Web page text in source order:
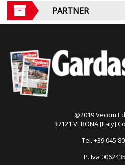
PARTNER
@2019 Vecom
37121 VERONA [Italy]
Tel. +39 045
P. Iva